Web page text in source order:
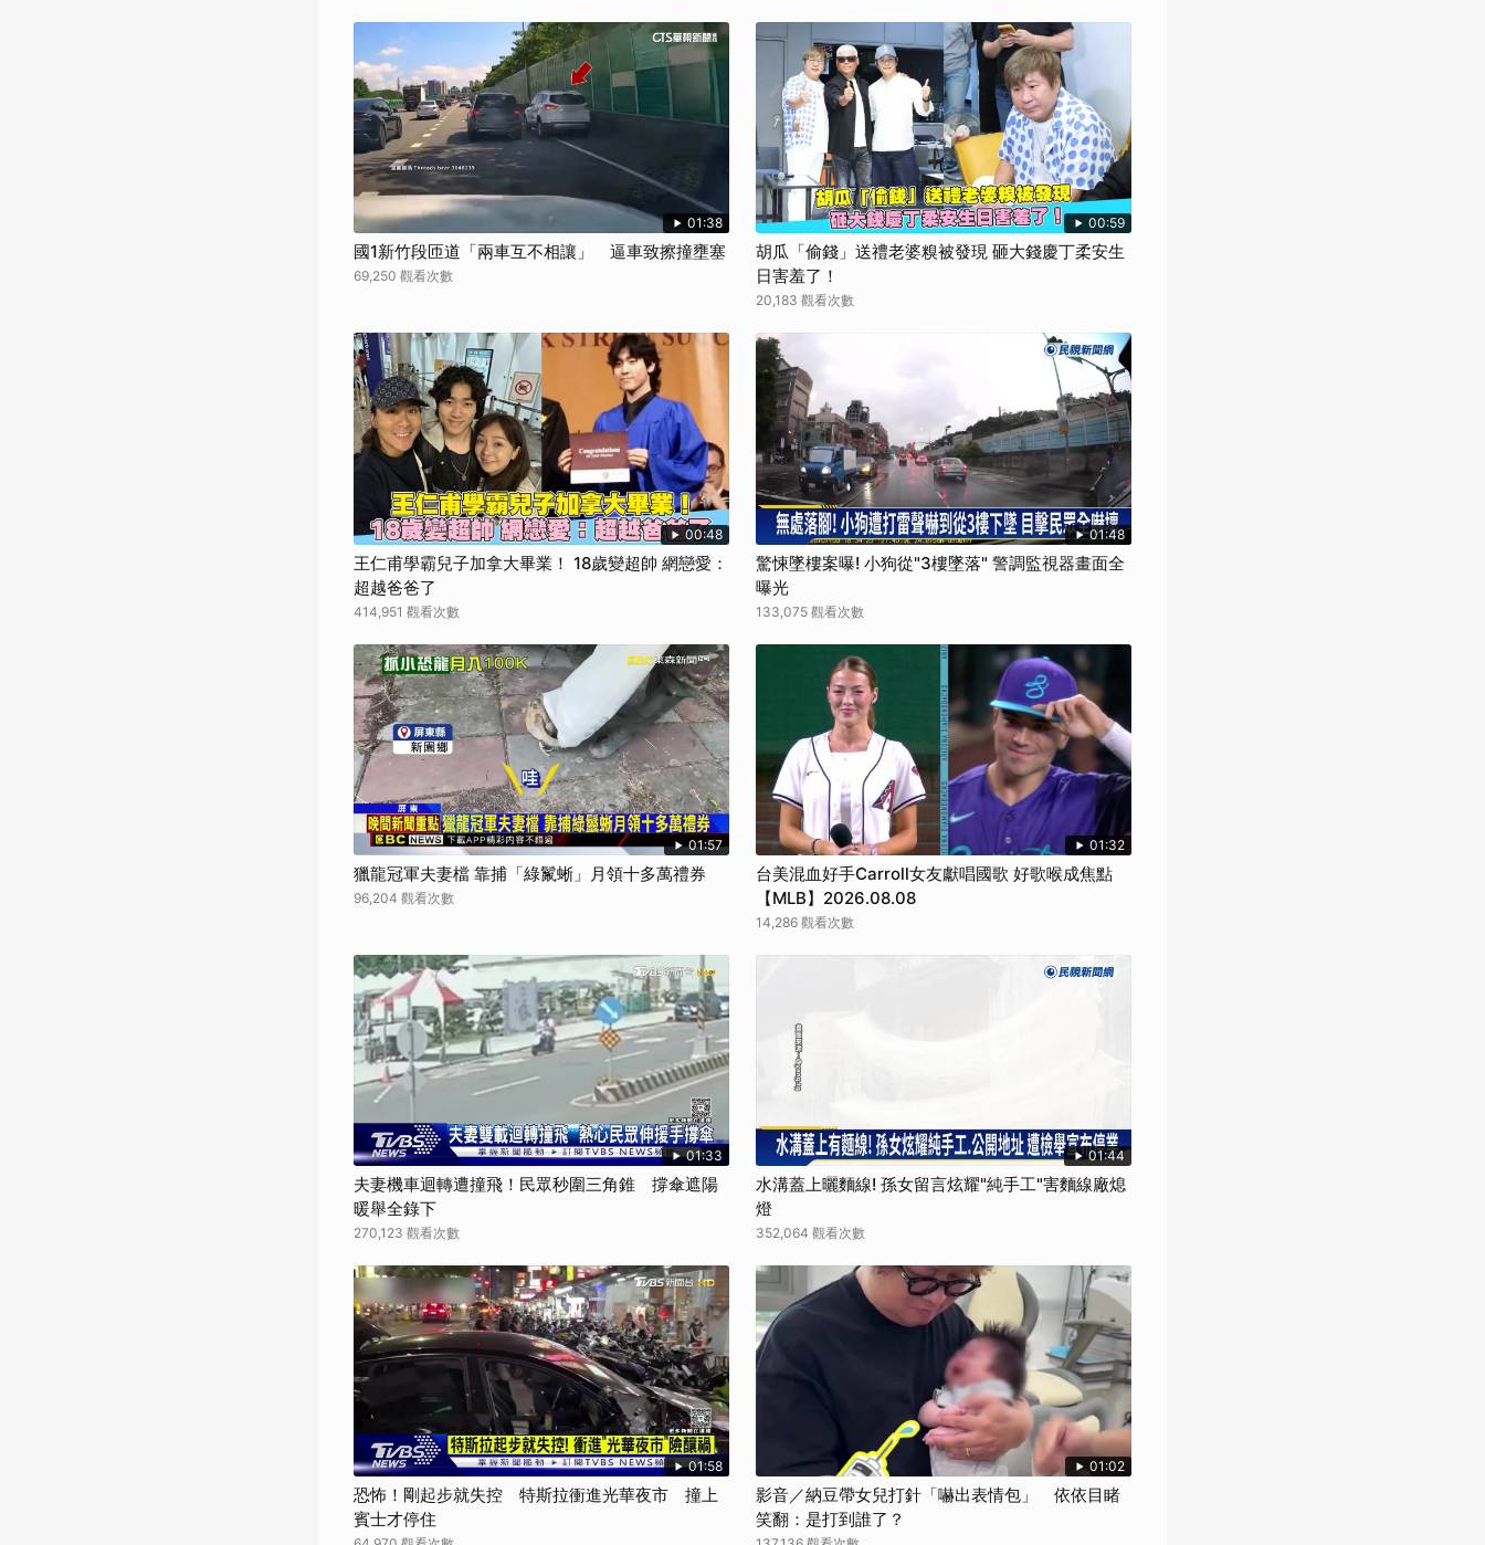
01:38
國1新竹段匝道「兩車互不相讓」 逼車致擦撞壅塞
69,250 觀看次數
00:59
胡瓜「偷錢」送禮老婆糗被發現 砸大錢慶丁柔安生
日害羞了！
20,183 觀看次數
00:48
王仁甫學霸兒子加拿大畢業！ 18歲變超帥 網戀愛：
超越爸爸了
414,951 觀看次數
01:48
驚悚墜樓案曝! 小狗從"3樓墜落" 警調監視器畫面全
曝光
133,075 觀看次數
01:57
獵龍冠軍夫妻檔 靠捕「綠鬣蜥」月領十多萬禮券
96,204 觀看次數
01:32
台美混血好手Carroll女友獻唱國歌 好歌喉成焦點
【MLB】2026.08.08
14,286 觀看次數
01:33
夫妻機車迴轉遭撞飛！民眾秒圍三角錐 撐傘遮陽
暖舉全錄下
270,123 觀看次數
01:44
水溝蓋上曬麵線! 孫女留言炫耀"純手工"害麵線廠熄
燈
352,064 觀看次數
01:58
恐怖！剛起步就失控 特斯拉衝進光華夜市 撞上
賓士才停住
01:02
影音／納豆帶女兒打針「嚇出表情包」 依依目睹
笑翻：是打到誰了？
取消